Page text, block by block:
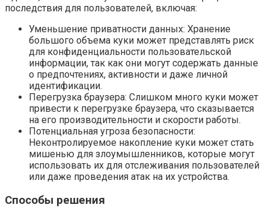
последствия для пользователей, включая:
Уменьшение приватности данных: Хранение
большого объема куки может представлять риск
для конфиденциальности пользовательской
информации, так как они могут содержать данные
о предпочтениях, активности и даже личной
идентификации.
Перегрузка браузера: Слишком много куки может
привести к перегрузке браузера, что сказывается
на его производительности и скорости работы.
Потенциальная угроза безопасности:
Неконтролируемое накопление куки может стать
мишенью для злоумышленников, которые могут
использовать их для отслеживания пользователей
или даже проведения атак на их устройства.
Способы решения